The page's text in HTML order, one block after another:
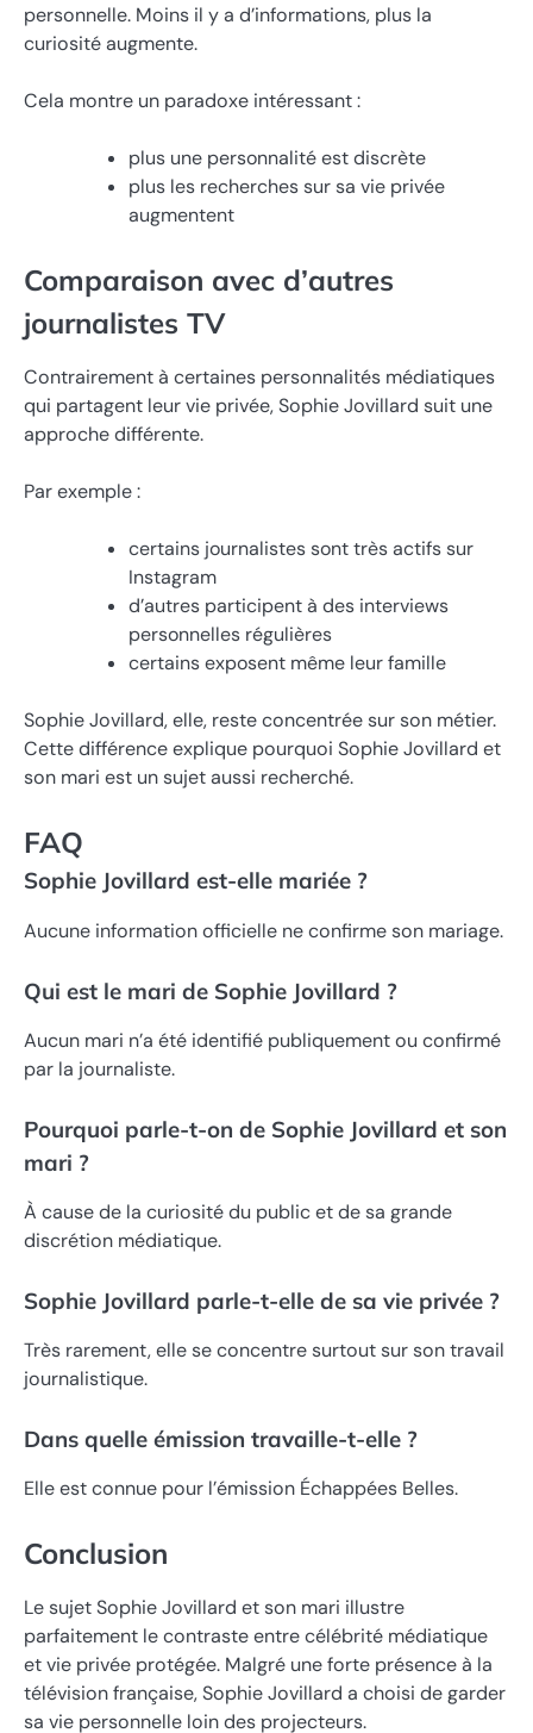
personnelle. Moins il y a d’informations, plus la
curiosité augmente.
Cela montre un paradoxe intéressant :
plus une personnalité est discrète
plus les recherches sur sa vie privée
augmentent
Comparaison avec d’autres
journalistes TV
Contrairement à certaines personnalités médiatiques
qui partagent leur vie privée, Sophie Jovillard suit une
approche différente.
Par exemple :
certains journalistes sont très actifs sur
Instagram
d’autres participent à des interviews
personnelles régulières
certains exposent même leur famille
Sophie Jovillard, elle, reste concentrée sur son métier.
Cette différence explique pourquoi Sophie Jovillard et
son mari est un sujet aussi recherché.
FAQ
Sophie Jovillard est-elle mariée ?
Aucune information officielle ne confirme son mariage.
Qui est le mari de Sophie Jovillard ?
Aucun mari n’a été identifié publiquement ou confirmé
par la journaliste.
Pourquoi parle-t-on de Sophie Jovillard et son
mari ?
À cause de la curiosité du public et de sa grande
discrétion médiatique.
Sophie Jovillard parle-t-elle de sa vie privée ?
Très rarement, elle se concentre surtout sur son travail
journalistique.
Dans quelle émission travaille-t-elle ?
Elle est connue pour l’émission Échappées Belles.
Conclusion
Le sujet Sophie Jovillard et son mari illustre
parfaitement le contraste entre célébrité médiatique
et vie privée protégée. Malgré une forte présence à la
télévision française, Sophie Jovillard a choisi de garder
sa vie personnelle loin des projecteurs.